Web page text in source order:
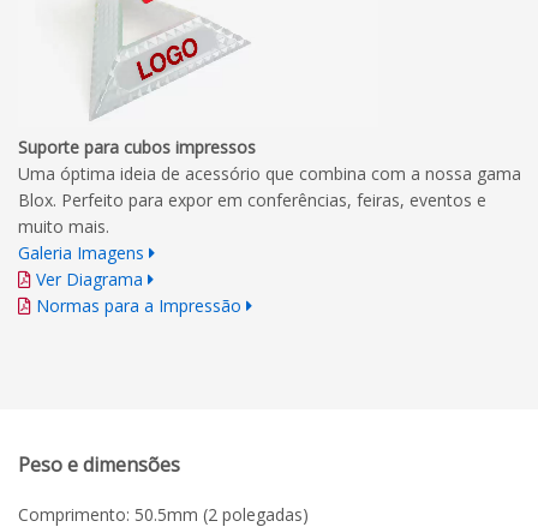
Suporte para cubos impressos
Uma óptima ideia de acessório que combina com a nossa gama
Blox. Perfeito para expor em conferências, feiras, eventos e
muito mais.
Galeria Imagens
Ver Diagrama
Normas para a Impressão
Peso e dimensões
Comprimento: 50.5mm (2 polegadas)